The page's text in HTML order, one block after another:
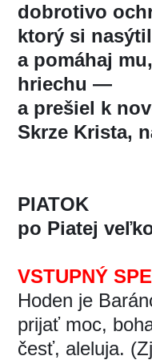
dobrotivo
ktorý si
a pomáhaj
hriechu —
a prešiel k
Skrze Krista,
PIATOK
po Piatej
VSTUPNÝ
Hoden je
prijať moc,
česť, aleluja.